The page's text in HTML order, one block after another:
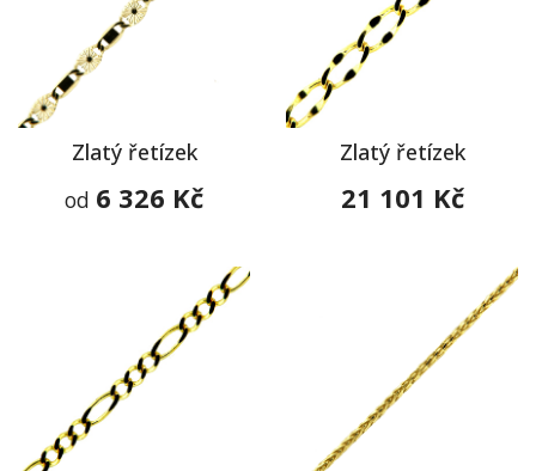
Zlatý řetízek
od 6 326 Kč
Zlatý řetízek
21 101 Kč